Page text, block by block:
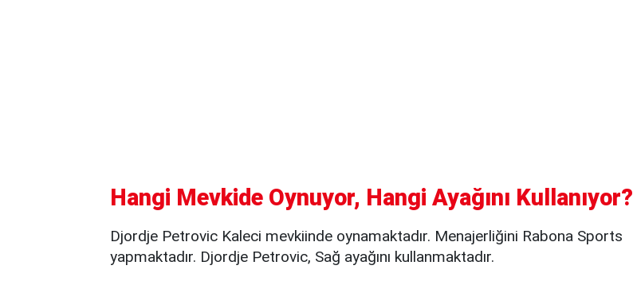
Hangi Mevkide Oynuyor, Hangi Ayağını Kullanıyor?
Djordje Petrovic Kaleci mevkiinde oynamaktadır. Menajerliğini Rabona Sports
yapmaktadır. Djordje Petrovic, Sağ ayağını kullanmaktadır.